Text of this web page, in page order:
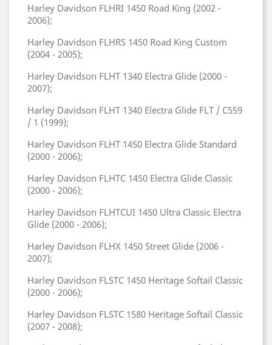
Harley Davidson FLHRI 1450 Road King (2002 -
2006);
Harley Davidson FLHRS 1450 Road King Custom
(2004 - 2005);
Harley Davidson FLHT 1340 Electra Glide (2000 -
2007);
Harley Davidson FLHT 1340 Electra Glide FLT / C559
/ 1 (1999);
Harley Davidson FLHT 1450 Electra Glide Standard
(2000 - 2006);
Harley Davidson FLHTC 1450 Electra Glide Classic
(2000 - 2006);
Harley Davidson FLHTCUI 1450 Ultra Classic Electra
Glide (2000 - 2006);
Harley Davidson FLHX 1450 Street Glide (2006 -
2007);
Harley Davidson FLSTC 1450 Heritage Softail Classic
(2000 - 2006);
Harley Davidson FLSTC 1580 Heritage Softail Classic
(2007 - 2008);